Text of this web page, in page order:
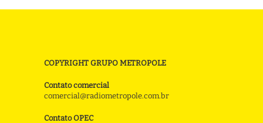
COPYRIGHT GRUPO METROPOLE
Contato comercial
comercial@radiometropole.com.br
Contato OPEC